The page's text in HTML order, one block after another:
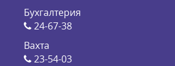
Бухгалтерия
24-67-38
Вахта
23-54-03